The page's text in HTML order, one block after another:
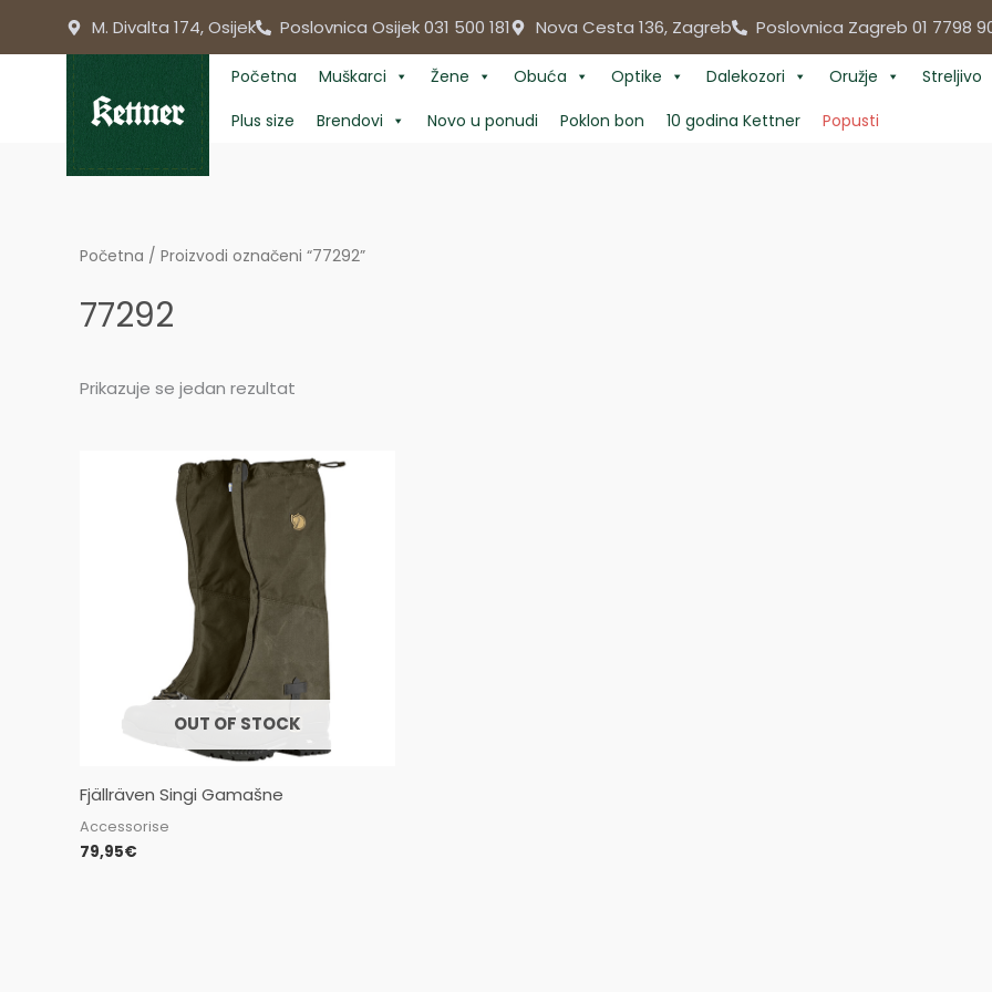
M. Divalta 174, Osijek Poslovnica Osijek 031 500 181 Nova Cesta 136, Zagreb Poslovnica Zagreb 01 7798
Početna Muškarci Žene Obuća Optike Dalekozori Oružje Streljivo
Plus size
Brendovi Novo u ponudi Poklon bon 10 godina Kettner Popusti
Početna / Proizvodi označeni “77292”
77292
Prikazuje se jedan rezultat
OUT OF STOCK
Fjällräven Singi Gamašne
Accessorise
79,95€